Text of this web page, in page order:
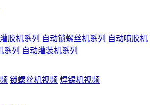
胶机系列 自动锁螺丝机系列 自动喷胶机
系列 自动灌装机系列
锁螺丝机视频 焊锡机视频